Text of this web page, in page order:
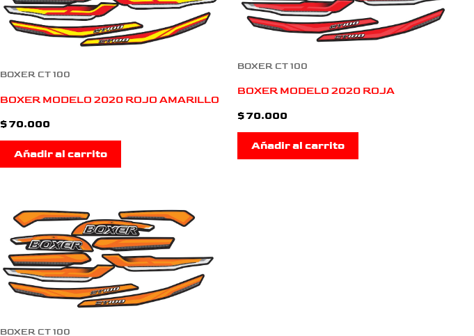
BOXER CT 100
BOXER MODELO 2020 ROJO AMARILLO
$70.000
Añadir al carrito
BOXER CT 100
BOXER MODELO 2020 ROJA
$70.000
Añadir al carrito
BOXER CT 100